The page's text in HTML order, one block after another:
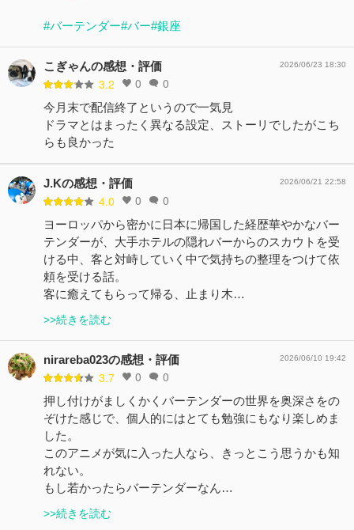
#バーテンダー#バー#銀座
こぎゃんの感想・評価
3.2 0 0
2026/06/23 18:30
今月末で配信終了というので一気見
ドラマとはまったく異なる設定、ストーリでしたがこち
らも良かった
J.Kの感想・評価
4.0 0 0
2026/06/21 22:58
ヨーロッパから密かに日本に帰国した経歴華やかなバー
テンダーが、大手ホテルの隠れバーからのスカウトを受
ける中、客と対峙していく中で気持ちの整理をつけて依
頼を受ける話。
客に癒えてもらって帰る、止まり木…
>>続きを読む
nirareba023の感想・評価
3.7 0 0
2026/06/10 19:42
押し付けがましくかくバーテンダーの世界を奥深さをの
ぞけた感じで、個人的にはとても勉強にもなり楽しめま
した。
このアニメが気に入った人なら、きっとこう思うかも知
れない。
もし若かったらバーテンダーなん…
>>続きを読む